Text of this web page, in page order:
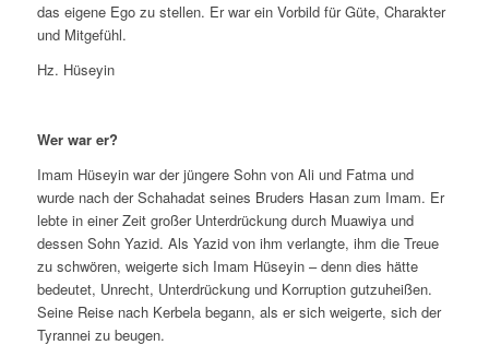
das eigene Ego zu stellen. Er war ein Vorbild für Güte, Charakter
und Mitgefühl.
Hz. Hüseyin
Wer war er?
Imam Hüseyin war der jüngere Sohn von Ali und Fatma und
wurde nach der Schahadat seines Bruders Hasan zum Imam. Er
lebte in einer Zeit großer Unterdrückung durch Muawiya und
dessen Sohn Yazid. Als Yazid von ihm verlangte, ihm die Treue
zu schwören, weigerte sich Imam Hüseyin – denn dies hätte
bedeutet, Unrecht, Unterdrückung und Korruption gutzuheißen.
Seine Reise nach Kerbela begann, als er sich weigerte, sich der
Tyrannei zu beugen.